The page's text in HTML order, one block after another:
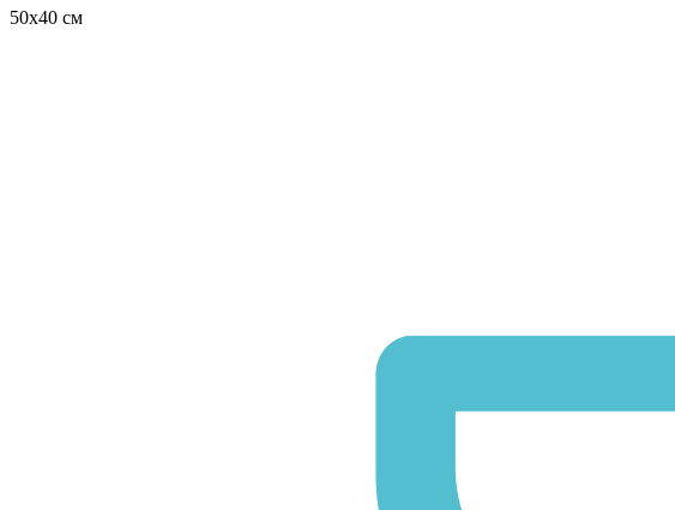
50х40 см